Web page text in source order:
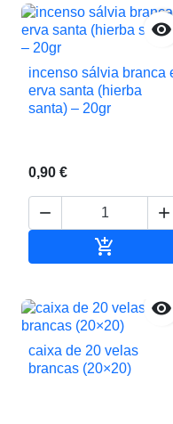

incenso sálvia branca
erva santa (hierba
santa) – 20gr
0,90 €
 


caixa de 20 velas
brancas (20×20)